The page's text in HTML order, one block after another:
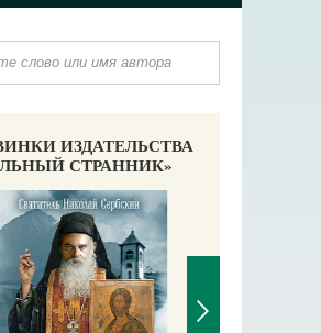
ИЗДАТЕЛЬСТВА
СТРАННИК»